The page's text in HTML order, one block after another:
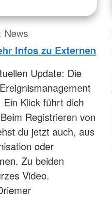
News
Infos zu Externen
Update: Die
Klick führt dich
Registrieren von
du jetzt auch, aus
oder
Zu beiden
Video.